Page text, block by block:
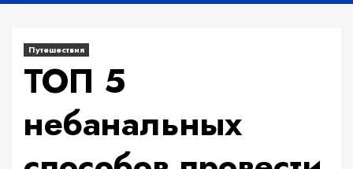
Путешествия
ТОП 5
небанальных